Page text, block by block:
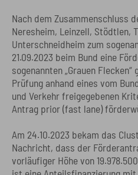
Nach dem Zusammenschluss
Neresheim, Leinzell, Stödtlen,
Unterschneidheim zum
21.09.2023 beim Bund eine
sogenannten „Grauen
Prüfung anhand eines vom
und Verkehr freigegebenen
Antrag prior (fast lane)
Am 24.10.2023 bekam das
Nachricht, dass der
vorläufiger Höhe von